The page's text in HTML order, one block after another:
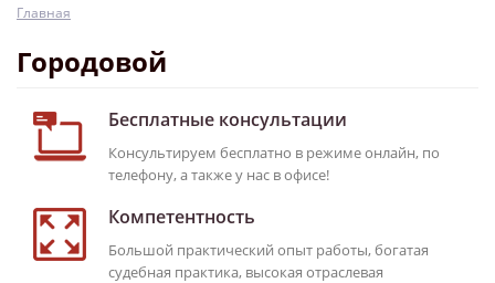
Главная
Городовой
Бесплатные консультации
Консультируем бесплатно в режиме онлайн, по
телефону, а также у нас в офисе!
Компетентность
Большой практический опыт работы, богатая
судебная практика, высокая отраслевая